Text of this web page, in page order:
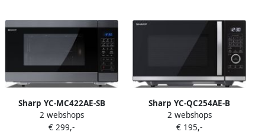
Sharp YC-MC422AE-SB
combimagnetron met grill
en heteluchtoven 1000W 42
2 webshops
€ 299,-
Sharp YC-QC254AE-B
Flatbed Combi magnetron
900W 25ltr zwart
2 webshops
€ 195,-